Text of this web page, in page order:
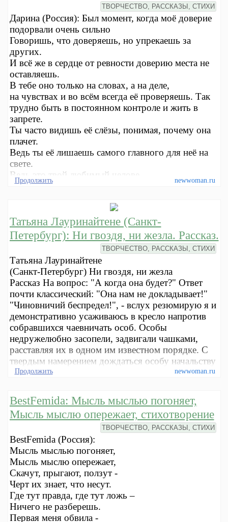
ТВОРЧЕСТВО, РАССКАЗЫ, СТИХИ
Дарина (Россия): Был момент, когда моё доверие
подорвали очень сильно
Говоришь, что доверяешь, но упрекаешь за
других.
И всё же в сердце от ревности доверию места не
оставляешь.
В тебе оно только на словах, а на деле,
на чувствах и во всём всегда её проверяешь. Так
трудно быть в постоянном контроле и жить в
запрете.
Ты часто видишь её слёзы, понимая, почему она
плачет.
Ведь ты её лишаешь самого главного для неё на
свете.
Ведь это твой любимый челове
Продолжить newwoman.ru
Татьяна Лауринайтене (Санкт-
Петербург): Ни гвоздя, ни жезла. Рассказ.
ТВОРЧЕСТВО, РАССКАЗЫ, СТИХИ
Татьяна Лауринайтене
(Санкт-Петербург) Ни гвоздя, ни жезла
Рассказ На вопрос: "А когда она будет?" Ответ
почти классический: "Она нам не докладывает!"
"Чиновничий беспредел!", - вслух резюмирую я и
демонстративно усаживаюсь в кресло напротив
собравшихся чаевничать особ. Особы
недружелюбно засопели, задвигали чашками,
расставляя их в одном им известном порядке. С
твердым намерением дождаться особу начальству
Продолжить newwoman.ru
BestFemida: Мысль мыслью погоняет,
Мысль мыслю опережает, стихотворение
ТВОРЧЕСТВО, РАССКАЗЫ, СТИХИ
BestFemida (Россия):
Мысль мыслью погоняет,
Мысль мыслю опережает,
Скачут, прыгают, ползут -
Черт их знает, что несут.
Где тут правда, где тут ложь –
Ничего не разберешь.
Первая меня обвила -